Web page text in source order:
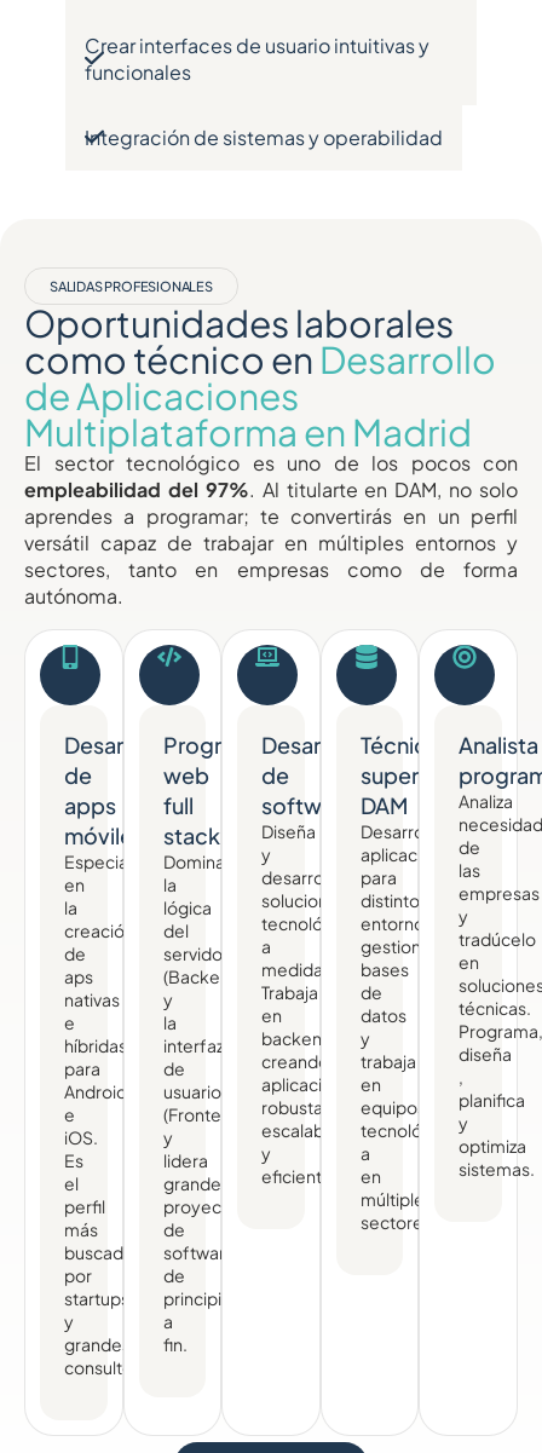
Crear interfaces de usuario intuitivas y
funcionales
Integración de sistemas y operabilidad
SALIDAS PROFESIONALES
Oportunidades laborales
como técnico en Desarrollo
de Aplicaciones
Multiplataforma en Madrid
El sector tecnológico es uno de los pocos con
empleabilidad del 97%. Al titularte en DAM, no solo
aprendes a programar; te convertirás en un perfil
versátil capaz de trabajar en múltiples entornos y
sectores, tanto en empresas como de forma
autónoma.
Desarrollador
de
apps
móviles
Especialízate
en
la
creación
de
aps
nativas
e
híbridas
para
Android
e
iOS.
Es
el
perfil
más
buscado
por
startups
y
grandes
consultoras.
Programador
web
full
stack
Domina
la
lógica
del
servidor
(Backend)
y
la
interfaz
de
usuario
(Frontend),
y
lidera
grandes
proyectos
de
software
de
principio
a
fin.
Desarrollador/a
de
software
Diseña
y
desarrolla
soluciones
tecnológicas
a
medida
Trabaja
en
backend,
creando
aplicaciones
robustas,
escalables
y
eficientes.
Técnico
superior
DAM
Desarrolla
aplicaciones
para
distintos
entornos,
gestiona
bases
de
datos
y
trabaja
en
equipos
tecnológicos
a
en
múltiples
sectores.
Analista
Analiza
de
las
empresas
y
tradúcelo
en
técnicas.
diseña
,
planifica
y
optimiza
sistemas.